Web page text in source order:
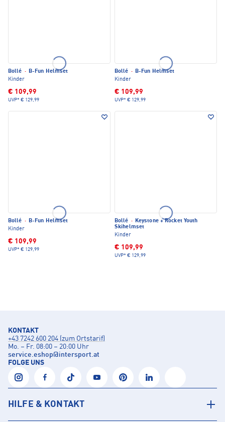
Bollé · B-Fun Helmset
Kinder
€ 109,99
UVP* € 129,99
Bollé · B-Fun Helmset
Kinder
€ 109,99
UVP* € 129,99
Bollé · B-Fun Helmset
Kinder
€ 109,99
UVP* € 129,99
Bollé · Keystone + Rocket Youth
Skihelmset
Kinder
€ 109,99
UVP* € 129,99
KONTAKT
+43 7242 600 204 (zum Ortstarif)
Mo. – Fr. 08:00 – 20:00 Uhr
service.eshop@intersport.at
FOLGE UNS
HILFE & KONTAKT